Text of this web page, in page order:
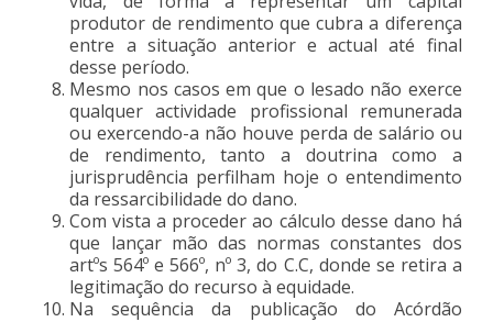
produtor de rendimento que cubra a diferença
entre a situação anterior e actual até final
desse período.
Mesmo nos casos em que o lesado não exerce
qualquer actividade profissional remunerada
ou exercendo-a não houve perda de salário ou
de rendimento, tanto a doutrina como a
jurisprudência perfilham hoje o entendimento
da ressarcibilidade do dano.
Com vista a proceder ao cálculo desse dano há
que lançar mão das normas constantes dos
artºs 564º e 566º, nº 3, do C.C, donde se retira a
legitimação do recurso à equidade.
Na sequência da publicação do Acórdão